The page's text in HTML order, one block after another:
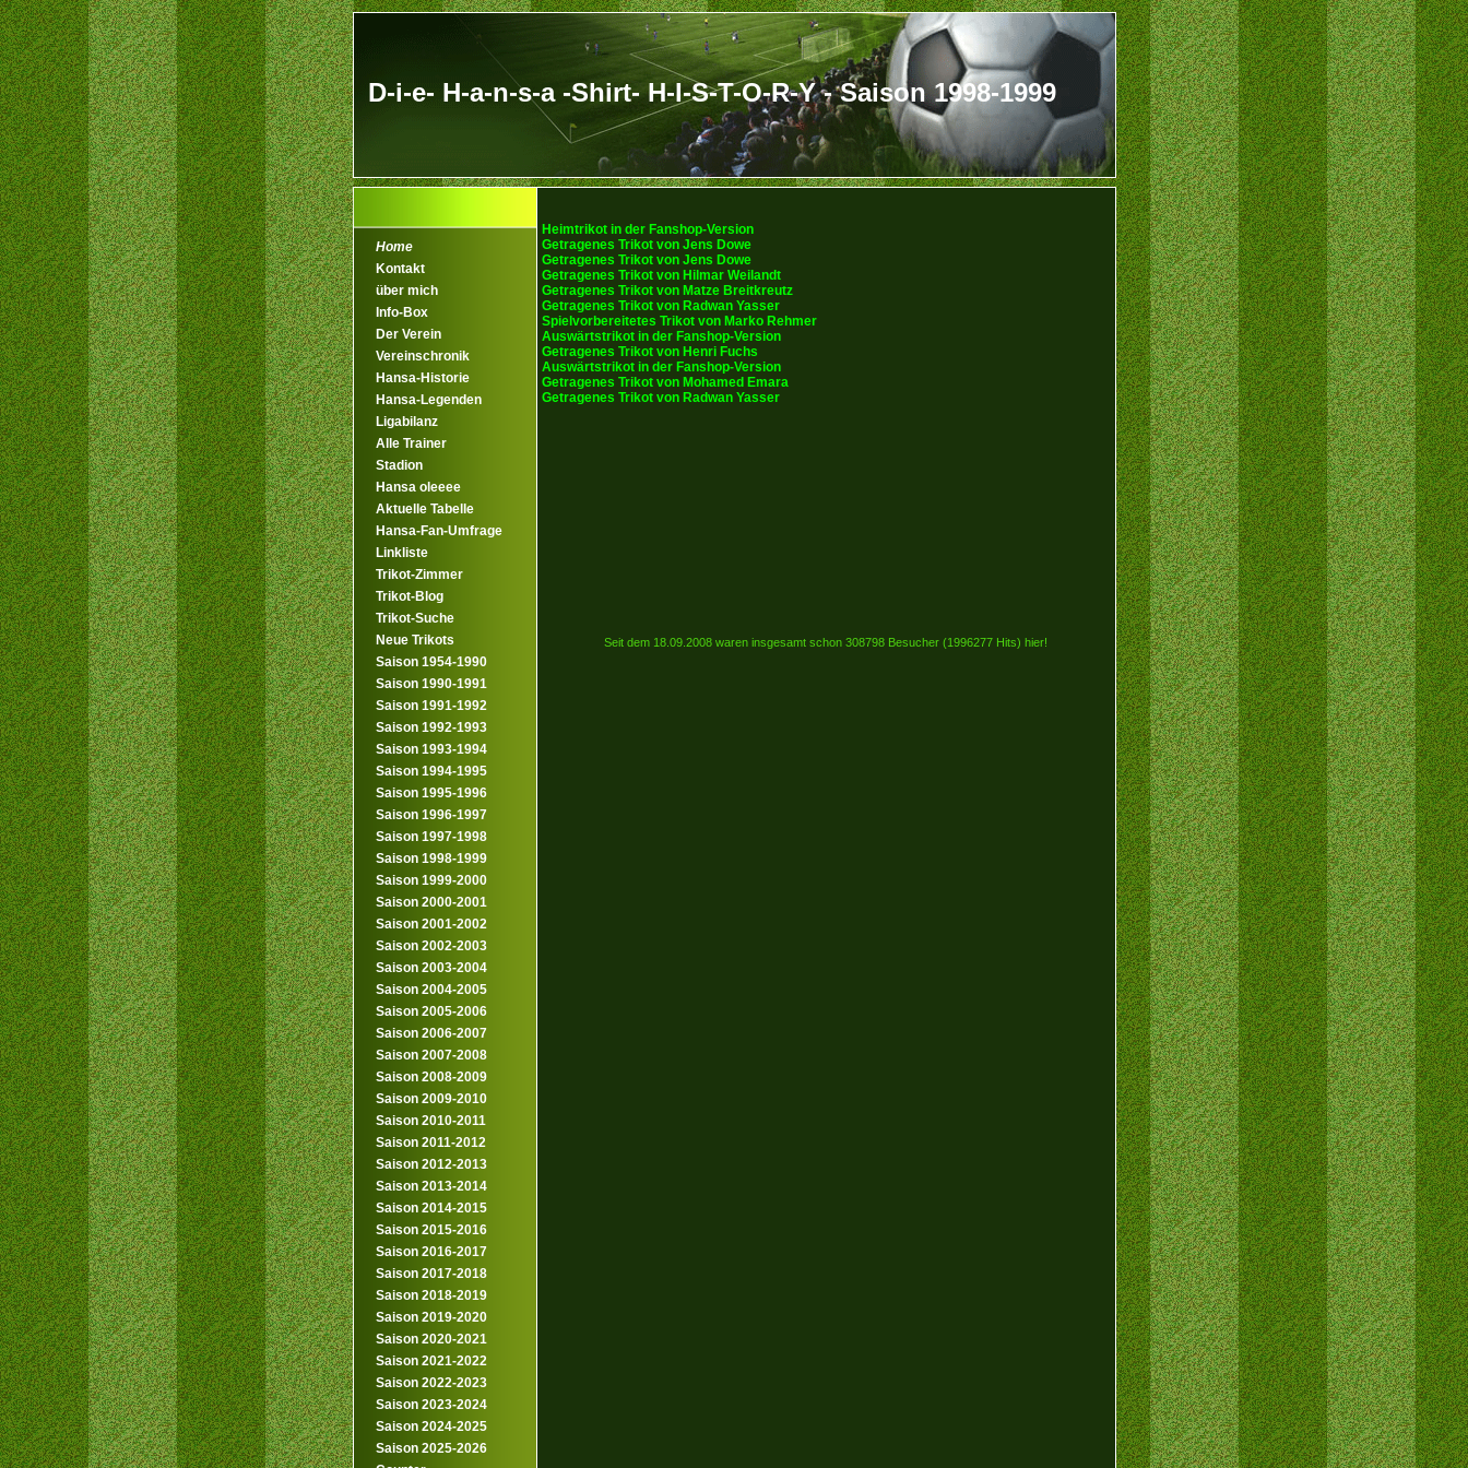
D-i-e- H-a-n-s-a -Shirt- H-I-S-T-O-R-Y - Saison 1998-1999
Home
Kontakt
über mich
Info-Box
Der Verein
Vereinschronik
Hansa-Historie
Hansa-Legenden
Ligabilanz
Alle Trainer
Stadion
Hansa oleeee
Aktuelle Tabelle
Hansa-Fan-Umfrage
Linkliste
Trikot-Zimmer
Trikot-Blog
Trikot-Suche
Neue Trikots
Saison 1954-1990
Saison 1990-1991
Saison 1991-1992
Saison 1992-1993
Saison 1993-1994
Saison 1994-1995
Saison 1995-1996
Saison 1996-1997
Saison 1997-1998
Saison 1998-1999
Saison 1999-2000
Saison 2000-2001
Saison 2001-2002
Saison 2002-2003
Saison 2003-2004
Saison 2004-2005
Saison 2005-2006
Saison 2006-2007
Saison 2007-2008
Saison 2008-2009
Saison 2009-2010
Saison 2010-2011
Saison 2011-2012
Saison 2012-2013
Saison 2013-2014
Saison 2014-2015
Saison 2015-2016
Saison 2016-2017
Saison 2017-2018
Saison 2018-2019
Saison 2019-2020
Saison 2020-2021
Saison 2021-2022
Saison 2022-2023
Saison 2023-2024
Saison 2024-2025
Saison 2025-2026
Heimtrikot in der Fanshop-Version
Getragenes Trikot von Jens Dowe
Getragenes Trikot von Jens Dowe
Getragenes Trikot von Hilmar Weilandt
Getragenes Trikot von Matze Breitkreutz
Getragenes Trikot von Radwan Yasser
Spielvorbereitetes Trikot von Marko Rehmer
Auswärtstrikot in der Fanshop-Version
Getragenes Trikot von Henri Fuchs
Auswärtstrikot in der Fanshop-Version
Getragenes Trikot von Mohamed Emara
Getragenes Trikot von Radwan Yasser
Seit dem 18.09.2008 waren insgesamt schon 308798 Besucher (1996277 Hits) hier!